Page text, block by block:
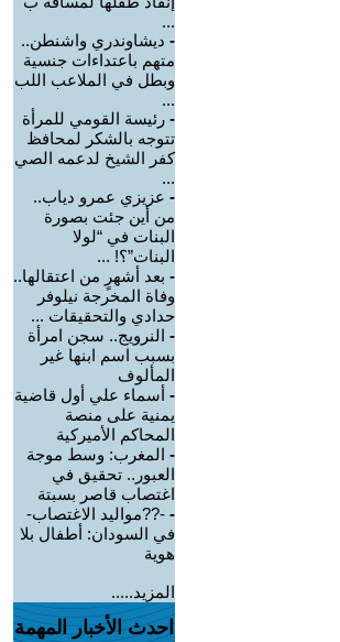
...
- ديشاوندري واشنطن..
متهم باعتداءات جنسية
وبطل في الملاعب اللب
...
- رئيسة القومي للمرأة
تتوجه بالشكر لمحافظ
كفر الشيخ لدعمه الصي
...
- عزيزي عمرو دياب..
من أين جئت بصورة
البنات في “لولا
البنات”؟! ...
- بعد أشهرٍ من اعتقالها..
وفاة المخرجة نيلوفر
حدادي والتحقيقات ...
- النرويج.. سجن امرأة
بسبب اسم ابنها غير
المألوف
- أسماء علي أول قاضية
يمنية على منصة
المحاكم الأميركية
- المغرب: وسط موجة
العبور.. تحقيق في
اغتصاب قاصر بسبتة
- -??مواليد الاغتصاب-
في السودان: أطفال بلا
هوية
المزيد.....
احدث الأخبار المهمة